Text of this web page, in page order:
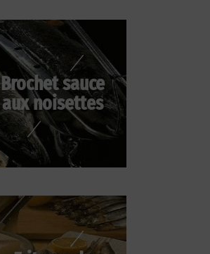
Brochet sauce
aux noisettes